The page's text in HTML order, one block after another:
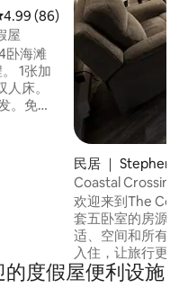
均评分 4.99 分（满分 5 分）
4.99 (86)
屋
1张加
床。
。免费
民居 ｜
Coastal Crossing-
欢迎来到The
套五卧室的房源，
适、空间和所有小
入住，让旅行更轻松。 房源特色
加大双人床套房 •两间标准双人床卧室 •.两
间双人卧室 •齐全的厨房 •两个全功能卫生
度假屋便利设施